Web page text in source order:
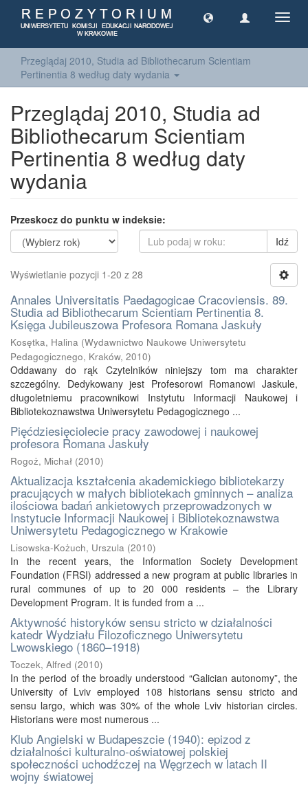
Przeglądaj 2010, Studia ad Bibliothecarum Scientiam
Pertinentia 8 według daty wydania
Przeglądaj 2010, Studia ad
Bibliothecarum Scientiam
Pertinentia 8 według daty
wydania
Przeskocz do punktu w indeksie:
Idź
Wyświetlanie pozycji 1-20 z 28
Annales Universitatis Paedagogicae Cracoviensis. 89.
Studia ad Bibliothecarum Scientiam Pertinentia 8.
Księga Jubileuszowa Profesora Romana Jaskuły
Kosętka, Halina (Wydawnictwo Naukowe Uniwersytetu
Pedagogicznego, Kraków, 2010)
Oddawany do rąk Czytelników niniejszy tom ma charakter
szczególny. Dedykowany jest Profesorowi Romanowi Jaskule,
długoletniemu pracownikowi Instytutu Informacji Naukowej i
Bibliotekoznawstwa Uniwersytetu Pedagogicznego ...
Pięćdziesięciolecie pracy zawodowej i naukowej
profesora Romana Jaskuły
Rogoż, Michał (2010)
Aktualizacja kształcenia akademickiego bibliotekarzy
pracujących w małych bibliotekach gminnych – analiza
ilościowa badań ankietowych przeprowadzonych w
Instytucie Informacji Naukowej i Bibliotekoznawstwa
Uniwersytetu Pedagogicznego w Krakowie
Lisowska-Kożuch, Urszula (2010)
In the recent years, the Information Society Development
Foundation (FRSI) addressed a new program at public libraries in
rural communes of up to 20 000 residents – the Library
Development Program. It is funded from a ...
Aktywność historyków sensu stricto w działalności
katedr Wydziału Filozoficznego Uniwersytetu
Lwowskiego (1860–1918)
Toczek, Alfred (2010)
In the period of the broadly understood “Galician autonomy”, the
University of Lviv employed 108 historians sensu stricto and
sensu largo, which was 30% of the whole Lviv historian circles.
Historians were most numerous ...
Klub Angielski w Budapeszcie (1940): epizod z
działalności kulturalno-oświatowej polskiej
społeczności uchodźczej na Węgrzech w latach II
wojny światowej